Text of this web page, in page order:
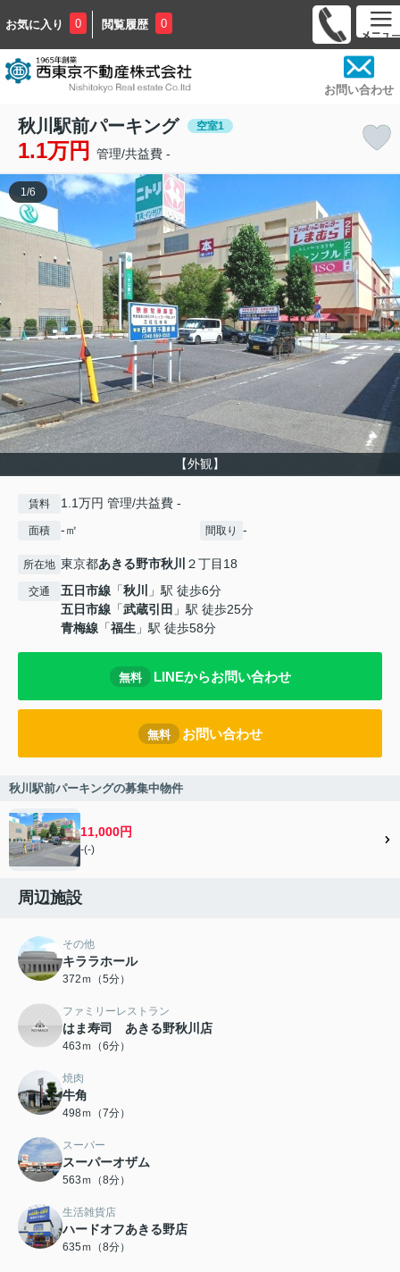
お気に入り 0 閲覧履歴 0
お問い合わせ
秋川駅前パーキング 空室1
1.1万円 管理/共益費 -
【外観】
1 /6
賃料 1.1万円 管理/共益費 -
面積 -㎡ 間取り -
所在地 東京都あきる野市秋川 ２丁目18
交通 五日市線 「秋川
」駅 徒歩6分
五日市線 「武蔵引田 」駅 徒歩25分
青梅線 「福生 」駅 徒歩58分
無料 LINEからお問い合わせ
無料 お問い合わせ
秋川駅前パーキングの募集中物件
11,000円
-(-)
周辺施設
その他
キララホール
372ｍ（5分）
ファミリーレストラン
はま寿司 あきる野秋川店
463ｍ（6分）
焼肉
牛角
498ｍ（7分）
スーパー
スーパーオザム
563ｍ（8分）
生活雑貨店
ハードオフあきる野店
635ｍ（8分）